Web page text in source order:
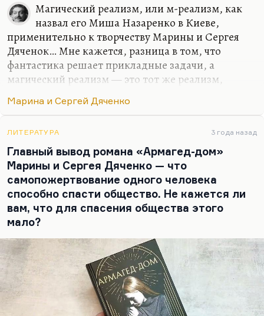
Магический реализм, или м-реализм, как
назвал его Миша Назаренко в Киеве,
применительно к творчеству Марины и Сергея
Дяченок… Мне кажется, разница в том, что
фантастика решает прикладные задачи, а
магический реализм — это тот же реализм,
если задачей фантастики могут быть и
философскими, то задачи магического реализма
прежде всего в психологическом прорыве, или
изобразительная мощь такая. То есть задачи
прежде всего эстетические у магического
реализма, у фантастики они более прикладные,
хотя то, что делали Стругацкие, я бы не назвал
магическим реализмом, кроме, может быть,
«Отягощенным злом», почему — не…
Марина и Сергей Дяченко
ЛИТЕРАТУРА 3 года назад
Главный вывод романа «Армагед-дом»
Марины и Сергея Дяченко — что
самопожертвование одного человека
способно спасти общество. Не кажется ли
вам, что для спасения общества этого
мало?